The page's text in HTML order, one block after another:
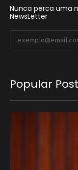
Nunca perca uma
NewsLetter
Popular